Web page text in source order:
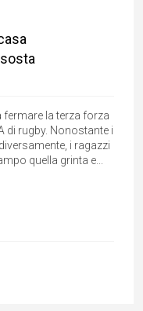
la terza forza
di rugby. Nonostante i
i ragazzi
quella grinta e...